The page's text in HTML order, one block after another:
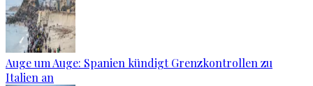
Auge um Auge: Spanien kündigt Grenzkontrollen zu
Italien an